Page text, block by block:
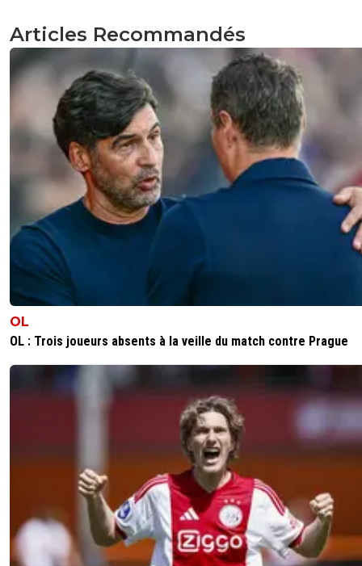
Articles Recommandés
OL
OL : Trois joueurs absents à la veille du match contre Prague